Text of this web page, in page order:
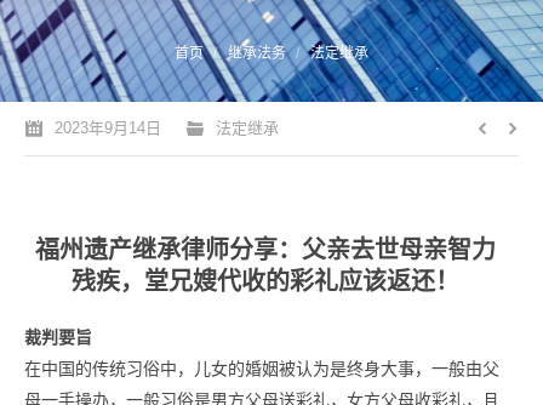
您的位置： 首页 继承法务 法定继承
2023年9月14日 法定继承
福州遗产继承律师分享：父亲去世母亲智力
残疾，堂兄嫂代收的彩礼应该返还！
裁判要旨
在中国的传统习俗中，儿女的婚姻被认为是终身大事，一般由父
母一手操办，一般习俗是男方父母送彩礼，女方父母收彩礼，且